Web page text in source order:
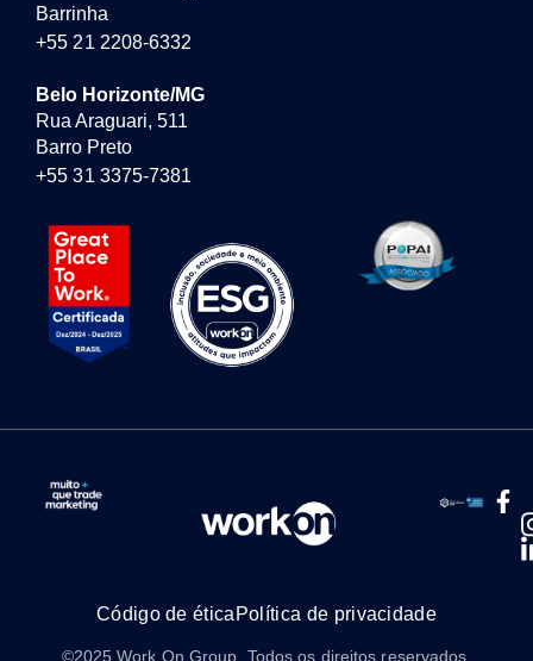
Barrinha
+55 21 2208-6332
Belo Horizonte/MG
Rua Araguari, 511
Barro Preto
+55 31 3375-7381
Código de ética Política de privacidade
©2025 Work On Group. Todos os direitos reservados.